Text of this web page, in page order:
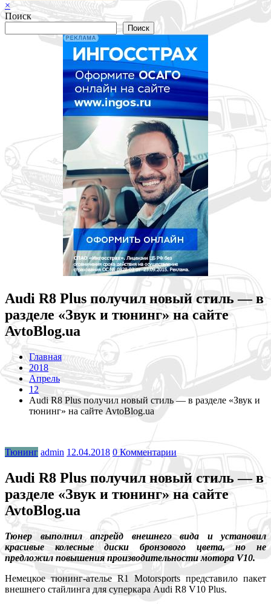
×
Поиск
Поиск
Audi R8 Plus получил новый стиль — в
разделе «Звук и тюнинг» на сайте
AvtoBlog.ua
Главная
2018
Апрель
12
Audi R8 Plus получил новый стиль — в разделе «Звук и
тюнинг» на сайте AvtoBlog.ua
Тюнинг admin 12.04.2018 0 Комментарии
Audi R8 Plus получил новый стиль — в
разделе «Звук и тюнинг» на сайте
AvtoBlog.ua
Тюнер выполнил апгрейд внешнего вида и установил
красивые колесные диски бронзового цвета, но не
предложил повышения производительности мотора V10.
Немецкое тюнинг-ателье R1 Motorsports представило пакет
внешнего стайлинга для суперкара Audi R8 V10 Plus.